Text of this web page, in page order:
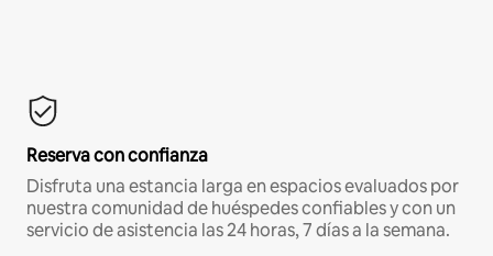
Reserva con confianza
Disfruta una estancia larga en espacios evaluados por
nuestra comunidad de huéspedes confiables y con un
servicio de asistencia las 24 horas, 7 días a la semana.